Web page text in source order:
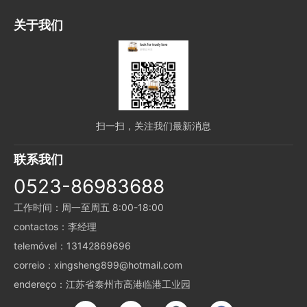
关于我们
扫一扫，关注我们最新消息
联系我们
0523-86983688
工作时间：周一至周五 8:00-18:00
contactos：李经理
telemóvel：13142869696
correio：xingsheng899@hotmail.com
endereço：江苏省泰州市高港临港工业园